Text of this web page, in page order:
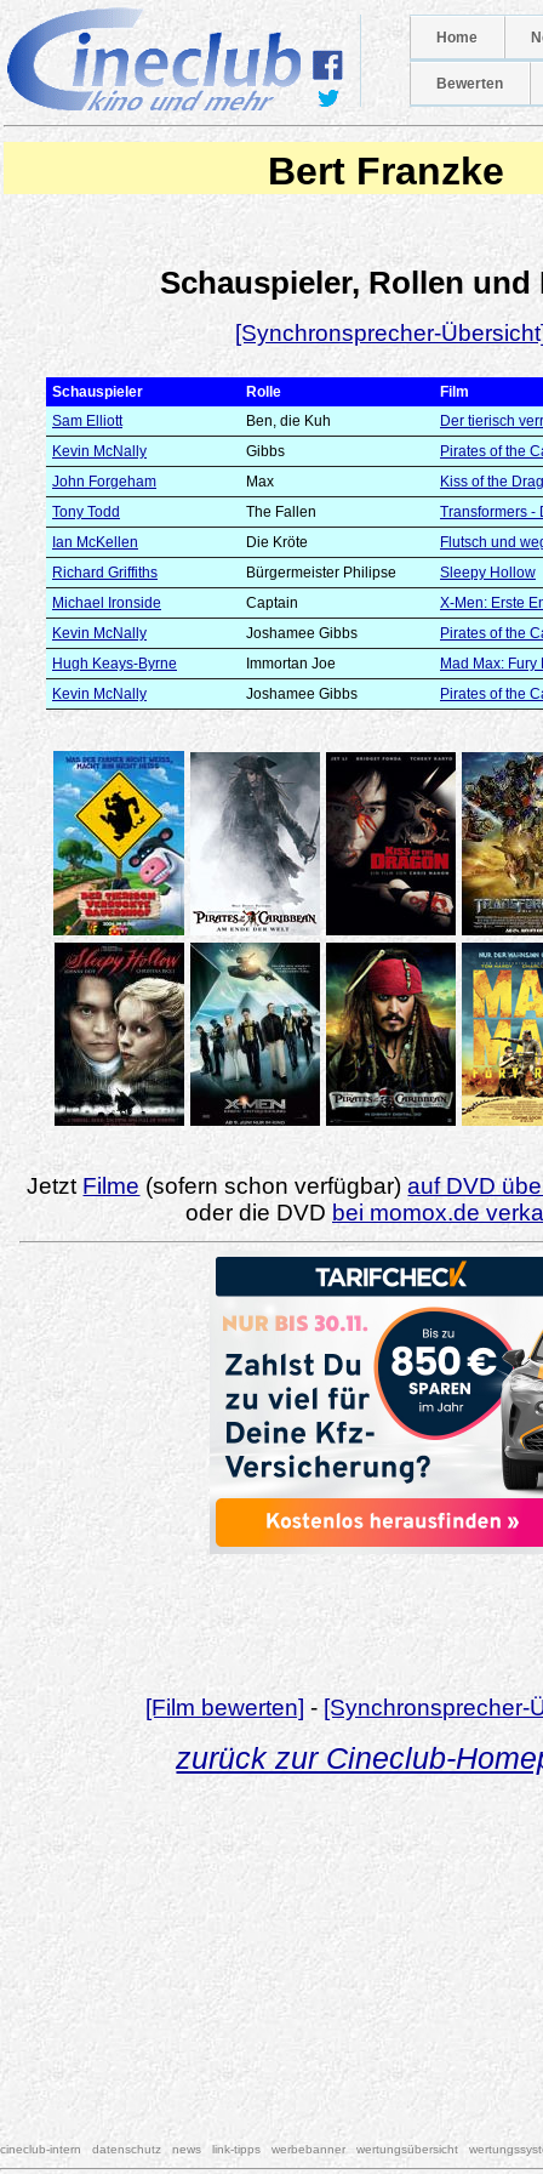
Home
Bewerten
Bert Franzke
Schauspieler, Rollen und
[Synchronsprecher-
Schauspieler Rolle
Film
Sam Elliott
Ben, die Kuh
Der tierisch
Kevin McNally
Gibbs
Pirates of the
John Forgeham
Max
Kiss of the
Tony Todd
The Fallen
Transformers -
Ian McKellen
Die Kröte
Flutsch und
Richard Griffiths
Bürgermeister Philipse
Sleepy Hollow
Michael Ironside
Captain
X-Men: Erste
Kevin McNally
Joshamee Gibbs
Pirates of the
Hugh Keays-Byrne
Immortan Joe
Mad Max: Fury
Kevin McNally
Joshamee Gibbs Pirates of the
Jetzt Filme (sofern schon verfügbar)auf DVD
oder die DVD bei momox.de
[Film bewerten] - [Synchronsprecher-
zurück zur Cineclub-
cineclub-intern datenschutz news link-tipps werbebanner wertungsübersicht